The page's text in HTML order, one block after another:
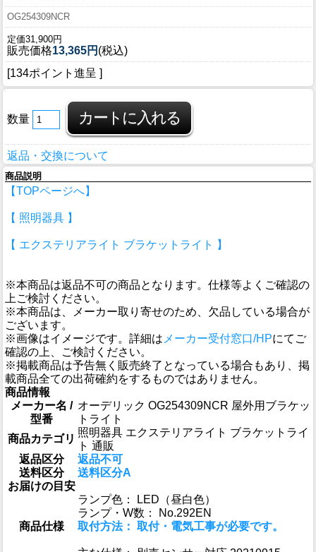
OG254309NCR
定価31,900円
販売価格13,365円 (税込)
[134ポイント進呈 ]
数量
返品・交換について
商品説明
【TOPページへ】
【 照明器具 】
【 エクステリアライト ブラケットライト 】
※本商品は返品不可の商品となります。仕様等よくご確認の
上ご検討ください。
※本商品は、メーカー取り寄せのため、欠品している場合が
ございます。
※画像はイメージです。詳細は メーカー受付窓口/HPにてご
確認の上、ご検討ください。
※掲載商品は予告無く販売終了となっている場合もあり、掲
載商品全ての出荷確約をするものではありません。
商品情報
メーカー名 /
型番
オーデリック OG254309NCR 屋外用ブラケッ
トライト
商品カテゴリ
照明器具 エクステリアライト ブラケットライ
ト 通販
返品区分
返品不可
送料区分
送料区分A
お届けの目安
商品仕様
ランプ色： LED（昼白色）
ランプ・W数： No.292EN
取付方法： 取付・電気工事が必要です。